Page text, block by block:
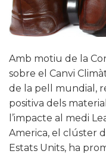
Amb motiu de la
sobre el Canvi
de la pell mundial,
positiva dels
l’impacte al medi
America, el clúster
Estats Units, ha